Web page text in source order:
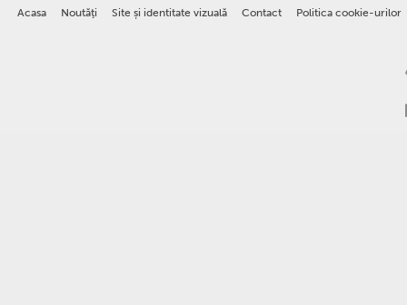
Acasa Noutăţi Site și identitate vizuală Contact Politica cookie-urilor